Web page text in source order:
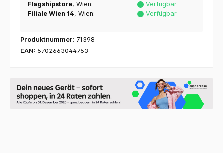
Flagshipstore, Wien:
Verfügbar
Filiale Wien 14, Wien: Verfügbar
Produktnummer: 71398
EAN: 5702663044753